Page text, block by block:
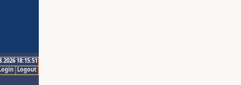
18:15:51
Logout